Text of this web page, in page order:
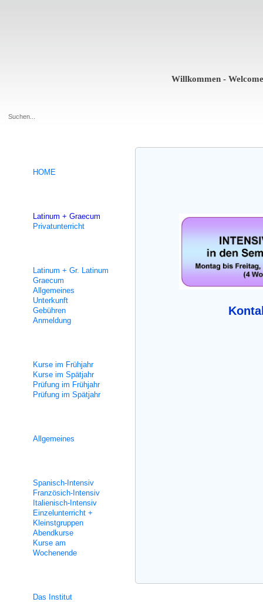
Willkommen - Welcome -
HOME
Latinum + Graecum
Privatunterricht
Latinum + Gr. Latinum
Graecum
Allgemeines
Unterkunft
Gebühren
Anmeldung
Kurse im Frühjahr
Kurse im Spätjahr
Prüfung im Frühjahr
Prüfung im Spätjahr
Allgemeines
Spanisch-Intensiv
Französich-Intensiv
Italienisch-Intensiv
Einzelunterricht +
Kleinstgruppen
Abendkurse
Kurse am
Wochenende
Das Institut